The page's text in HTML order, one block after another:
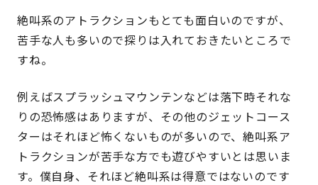
絶叫系のアトラクションもとても面白いのですが、
苦手な人も多いので探りは入れておきたいところで
すね。
例えばスプラッシュマウンテンなどは落下時それな
りの恐怖感はありますが、その他のジェットコース
ターはそれほど怖くないものが多いので、絶叫系ア
トラクションが苦手な方でも遊びやすいとは思いま
す。僕自身、それほど絶叫系は得意ではないのです